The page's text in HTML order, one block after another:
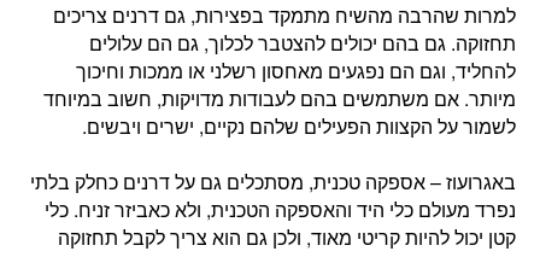
למרות שהרבה מהשיח מתמקד בפצירות, גם דרנים צריכים
תחזוקה. גם בהם יכולים להצטבר לכלוך, גם הם עלולים
להחליד, וגם הם נפגעים מאחסון רשלני או ממכות וחיכוך
מיותר. אם משתמשים בהם לעבודות מדויקות, חשוב במיוחד
לשמור על הקצוות הפעילים שלהם נקיים, ישרים ויבשים.
באגרועוז – אספקה טכנית, מסתכלים גם על דרנים כחלק בלתי
נפרד מעולם כלי היד והאספקה הטכנית, ולא כאביזר זניח. כלי
קטן יכול להיות קריטי מאוד, ולכן גם הוא צריך לקבל תחזוקה